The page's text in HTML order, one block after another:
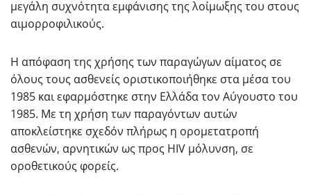
μεγάλη συχνότητα εμφάνισης της λοίμωξης του στους
αιμορροφιλικούς.
Η απόφαση της χρήσης των παραγώγων αίματος σε
όλους τους ασθενείς οριστικοποιήθηκε στα μέσα του
1985 και εφαρμόστηκε στην Ελλάδα τον Αύγουστο του
1985. Με τη χρήση των παραγόντων αυτών
αποκλείστηκε σχεδόν πλήρως η ορομετατροπή
ασθενών, αρνητικών ως προς HIV μόλυνση, σε
οροθετικούς φορείς.